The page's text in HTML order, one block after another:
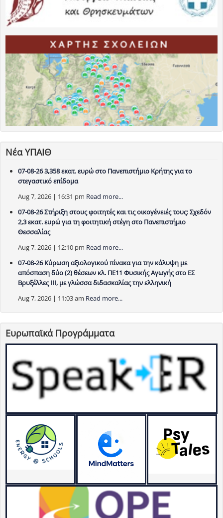
Νέα ΥΠΑΙΘ
07-08-26 3,358 εκατ. ευρώ στο Πανεπιστήμιο Κρήτης για το
στεγαστικό επίδομα
Aug 7, 2026 | 16:31 pm Read more...
07-08-26 Στήριξη στους φοιτητές και τις οικογένειές τους: Σχεδόν
2,3 εκατ. ευρώ για τη φοιτητική στέγη στο Πανεπιστήμιο
Θεσσαλίας
Aug 7, 2026 | 12:10 pm Read more...
07-08-26 Κύρωση αξιολογικού πίνακα για την κάλυψη με
απόσπαση δύο (2) θέσεων κλ. ΠΕ11 Φυσικής Αγωγής στο ΕΣ
Βρυξέλλες ΙΙΙ, με γλώσσα διδασκαλίας την ελληνική
Aug 7, 2026 | 11:03 am Read more...
Ευρωπαϊκά Προγράμματα